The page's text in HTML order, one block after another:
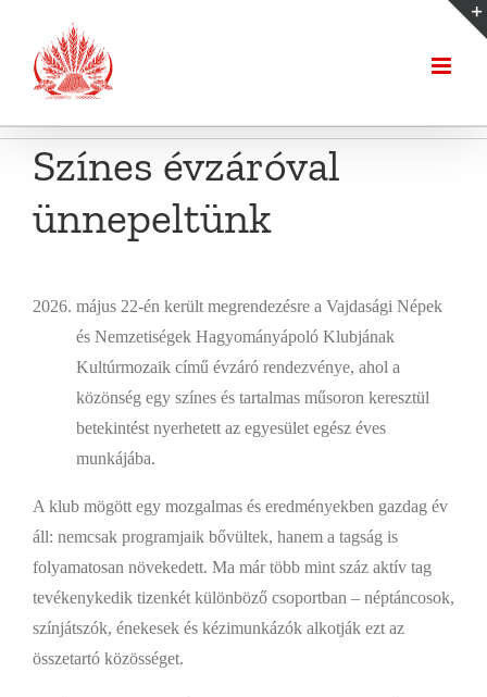
Színes évzáróval
ünnepeltünk
május 22-én került megrendezésre a Vajdasági Népek
és Nemzetiségek Hagyományápoló Klubjának
Kultúrmozaik című évzáró rendezvénye, ahol a
közönség egy színes és tartalmas műsoron keresztül
betekintést nyerhetett az egyesület egész éves
munkájába.
A klub mögött egy mozgalmas és eredményekben gazdag év
áll: nemcsak programjaik bővültek, hanem a tagság is
folyamatosan növekedett. Ma már több mint száz aktív tag
tevékenykedik tizenkét különböző csoportban – néptáncosok,
színjátszók, énekesek és kézimunkázók alkotják ezt az
összetartó közösséget.